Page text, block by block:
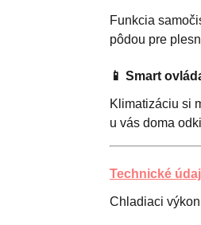
Funkcia
pôdou pre
📱 Smart
Klimatizáciu si
u vás doma
Technické
Chladiaci